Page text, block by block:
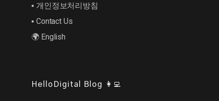
▪︎ 개인정보처리방침
▪︎ Contact Us
🌍 English
HelloDigital Blog 👩‍💻